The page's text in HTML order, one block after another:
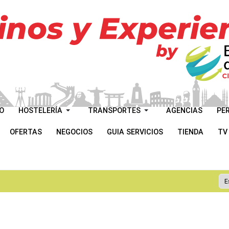
HOSTELERÍA TRANSPORTES AGENCIAS
OFERTAS NEGOCIOS GUIA SERVICIOS TIENDA TV